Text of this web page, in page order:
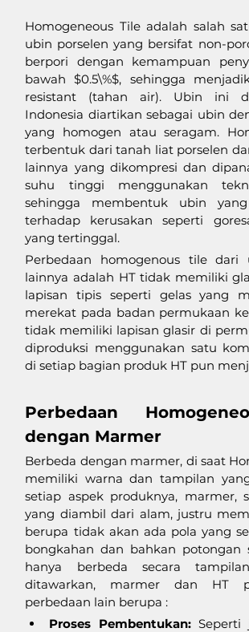
Homogeneous Tile adalah salah
ubin porselen yang bersifat non-
berpori dengan kemampuan
bawah $0.5\%$, sehingga
resistant (tahan air). Ubin ini
Indonesia diartikan sebagai ubin
yang homogen atau seragam.
terbentuk dari tanah liat porselen
lainnya yang dikompresi dan
suhu tinggi menggunakan
sehingga membentuk ubin
terhadap kerusakan seperti
yang tertinggal.
Perbedaan homogenous tile dari
lainnya adalah HT tidak memiliki
lapisan tipis seperti gelas yang
merekat pada badan permukaan
tidak memiliki lapisan glasir di
diproduksi menggunakan satu
di setiap bagian produk HT pun
Perbedaan
dengan Marmer
Berbeda dengan marmer, di saat
memiliki warna dan tampilan
setiap aspek produknya, marmer,
yang diambil dari alam, justru
berupa tidak akan ada pola yang
bongkahan dan bahkan potongan
hanya berbeda secara
ditawarkan, marmer dan HT
perbedaan lain berupa :
Proses Pembentukan: Seperti